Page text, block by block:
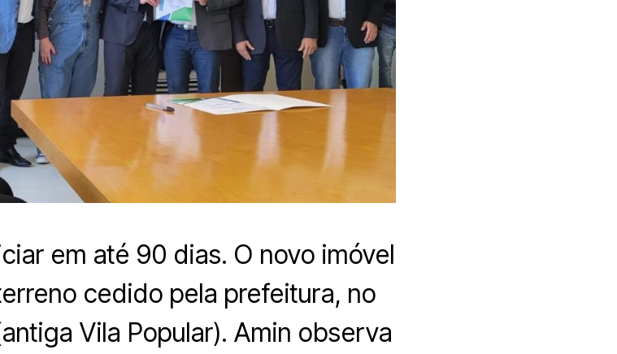
em até 90 dias. O novo imóvel
cedido pela prefeitura, no
Vila Popular). Amin observa